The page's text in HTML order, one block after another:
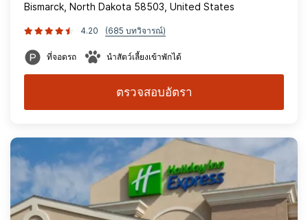
Bismarck, North Dakota 58503, United States
4.20 (685 บทวิจารณ์)
ที่จอดรถ นำสัตว์เลี้ยงเข้าพักได้
ตรวจสอบอัตรา